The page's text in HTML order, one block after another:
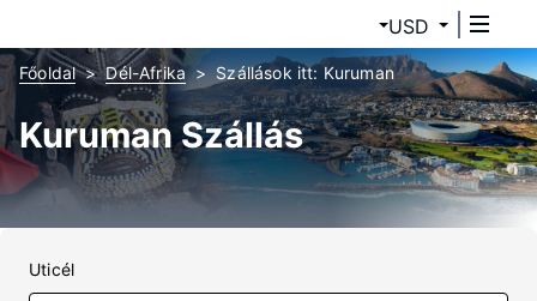
USD
Főoldal Dél-Afrika Szállások itt: Kuruman
Kuruman Szállás
Uticél